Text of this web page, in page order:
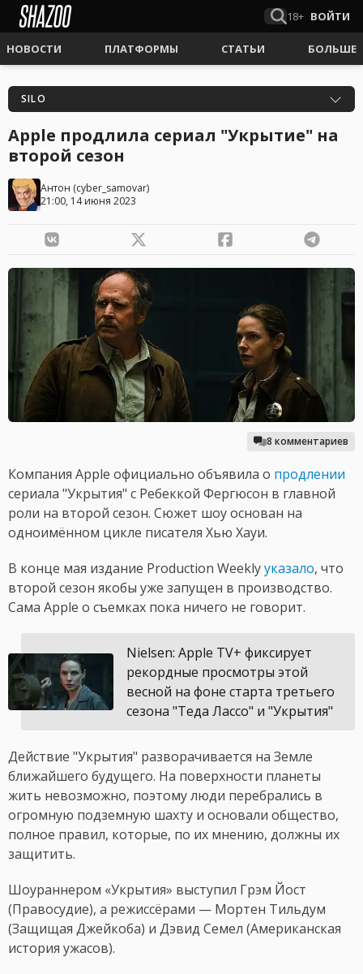
18+ ВОЙТИ
НОВОСТИ ПЛАТФОРМЫ СТАТЬИ БОЛЬШЕ
SILO
Apple продлила сериал "Укрытие" на
второй сезон
Антон (cyber_samovar)
21:00, 14 июня 2023
8 комментариев
Компания Apple официально объявила о продлении
сериала "Укрытия" с Ребеккой Фергюсон в главной
роли на второй сезон. Сюжет шоу основан на
одноимённом цикле писателя Хью Хауи.
В конце мая издание Production Weeklyуказало, что
второй сезон якобы уже запущен в производство.
Сама Apple о съемках пока ничего не говорит.
Nielsen: Apple TV+ фиксирует
рекордные просмотры этой
весной на фоне старта третьего
сезона "Теда Лассо" и "Укрытия"
Действие "Укрытия" разворачивается на Земле
ближайшего будущего. На поверхности планеты
жить невозможно, поэтому люди перебрались в
огромную подземную шахту и основали общество,
полное правил, которые, по их мнению, должны их
защитить.
Шоураннером «Укрытия» выступил Грэм Йост
(Правосудие), а режиссёрами — Мортен Тильдум
(Защищая Джейкоба) и Дэвид Семел (Американская
история ужасов).